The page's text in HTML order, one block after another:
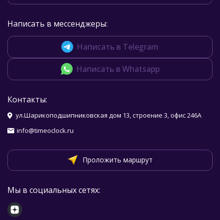
Написать в мессенджеры:
Написать в Telegram
Написать в Whatsapp
Контакты:
ул.Шарикоподшипниковская дом 13, строение 3, офис 246А
info@timeoclock.ru
Проложить маршрут
Мы в социальных сетях: